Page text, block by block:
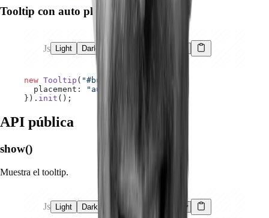
Tooltip con auto placement
Js Light Dark
new Tooltip ( "#button"
  placement:
"auto"
}). init ();
API pública
show()
Muestra el tooltip.
Js Light Dark